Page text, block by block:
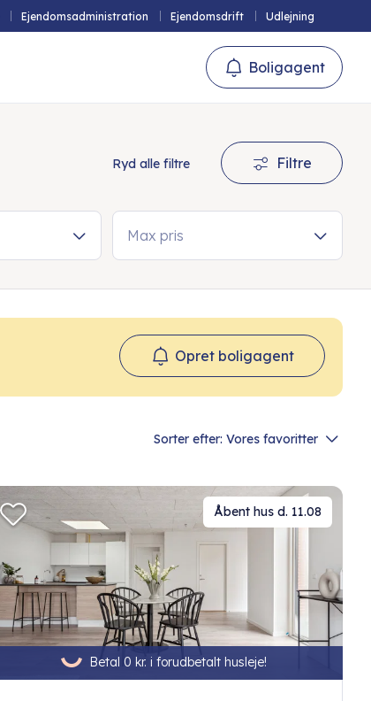
Ejendomsadministration Ejendomsdrift Udlejning
Boligagent
Ryd alle filtre Filtre
Max pris
Opret boligagent
Sorter efter: Vores favoritter
Betal 0 kr. i forudbetalt husleje!
Åbent hus d. 11.08